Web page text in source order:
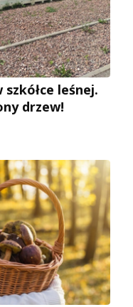
leśnej.
drzew!